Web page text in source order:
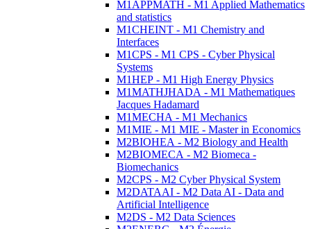
M1APPMATH - M1 Applied Mathematics
and statistics
M1CHEINT - M1 Chemistry and
Interfaces
M1CPS - M1 CPS - Cyber Physical
Systems
M1HEP - M1 High Energy Physics
M1MATHJHADA - M1 Mathematiques
Jacques Hadamard
M1MECHA - M1 Mechanics
M1MIE - M1 MIE - Master in Economics
M2BIOHEA - M2 Biology and Health
M2BIOMECA - M2 Biomeca -
Biomechanics
M2CPS - M2 Cyber Physical System
M2DATAAI - M2 Data AI - Data and
Artificial Intelligence
M2DS - M2 Data Sciences